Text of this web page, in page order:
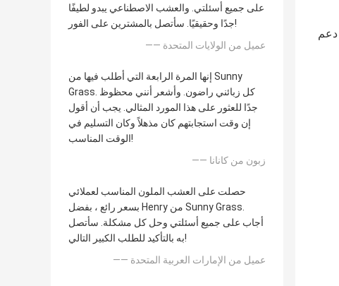
على جميع أسئلتي. والعشب الاصطناعي يبدو لطيفًا
جدًا وحقيقيًا. سأتصل بالمشترين على الفور!
—— عميل من الولايات المتحدة
إنها المرة الرابعة التي أطلب فيها من Sunny
Grass. كل زبائني راضون. وأشعر أنني محظوظ
جدًا للعثور على هذا المورد المثالي. يجب أن أقول
إن وقت استجابتهم كان مذهلاً وكان التسليم في
الوقت المناسب!
—— زبون من كانانا
حصلت على العشب الملون المناسب لعملائي
بسعر رائع ، بفضل Henry من Sunny Grass.
أجاب على جميع أسئلتي وحل كل مشكلة. سأتصل
به بالتأكيد للطلب الكبير التالي!
—— عميل من الإمارات العربية المتحدة